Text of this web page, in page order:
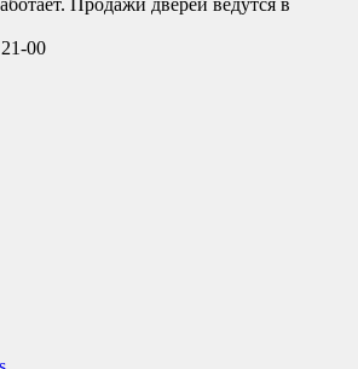
Продажи дверей ведутся в
00